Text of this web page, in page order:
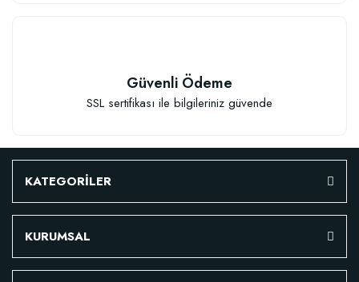
TÜKENDI
Güvenli Ödeme
SSL sertifikası ile bilgileriniz güvende
KATEGORİLER
KURUMSAL